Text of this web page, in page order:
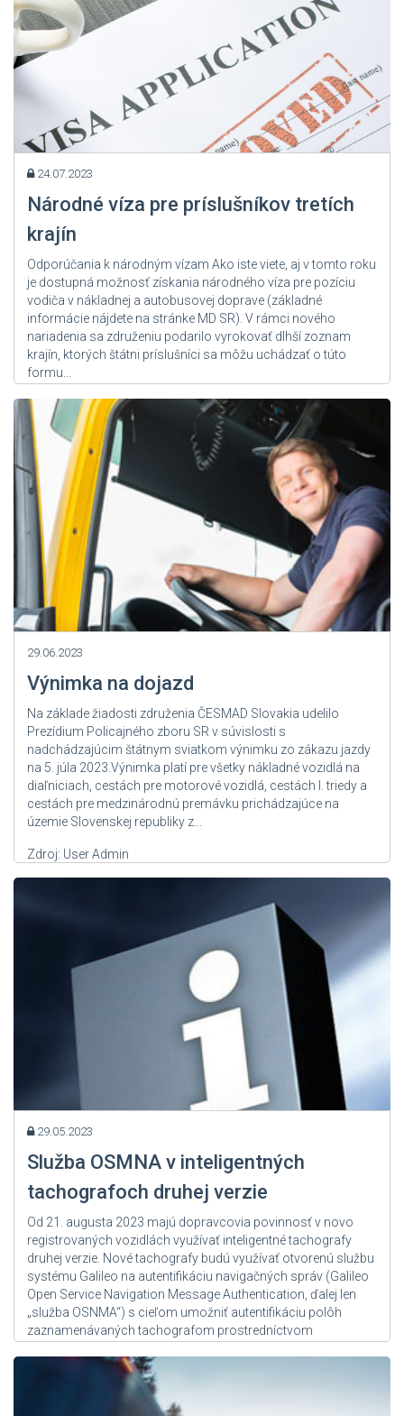
24.07.2023
Národné víza pre príslušníkov tretích
krajín
Odporúčania k národným vízam Ako iste viete, aj v tomto roku
je dostupná možnosť získania národného víza pre pozíciu
vodiča v nákladnej a autobusovej doprave (základné
informácie nájdete na stránke MD SR). V rámci nového
nariadenia sa združeniu podarilo vyrokovať dlhší zoznam
krajín, ktorých štátni príslušníci sa môžu uchádzať o túto
formu...
Zdroj: User Admin
29.06.2023
Výnimka na dojazd
Na základe žiadosti združenia ČESMAD Slovakia udelilo
Prezídium Policajného zboru SR v súvislosti s
nadchádzajúcim štátnym sviatkom výnimku zo zákazu jazdy
na 5. júla 2023.Výnimka platí pre všetky nákladné vozidlá na
diaľniciach, cestách pre motorové vozidlá, cestách I. triedy a
cestách pre medzinárodnú premávku prichádzajúce na
územie Slovenskej republiky z...
Zdroj: User Admin
29.05.2023
Služba OSMNA v inteligentných
tachografoch druhej verzie
Od 21. augusta 2023 majú dopravcovia povinnosť v novo
registrovaných vozidlách využívať inteligentné tachografy
druhej verzie. Nové tachografy budú využívať otvorenú službu
systému Galileo na autentifikáciu navigačných správ (Galileo
Open Service Navigation Message Authentication, ďalej len
„služba OSNMA“) s cieľom umožniť autentifikáciu polôh
zaznamenávaných tachografom prostredníctvom
(GNSS).Služba...
Zdroj: User Admin